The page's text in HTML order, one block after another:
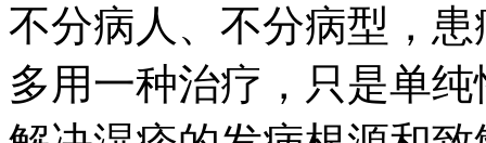
不分病人、不分病型，
多用一种治疗，只是单